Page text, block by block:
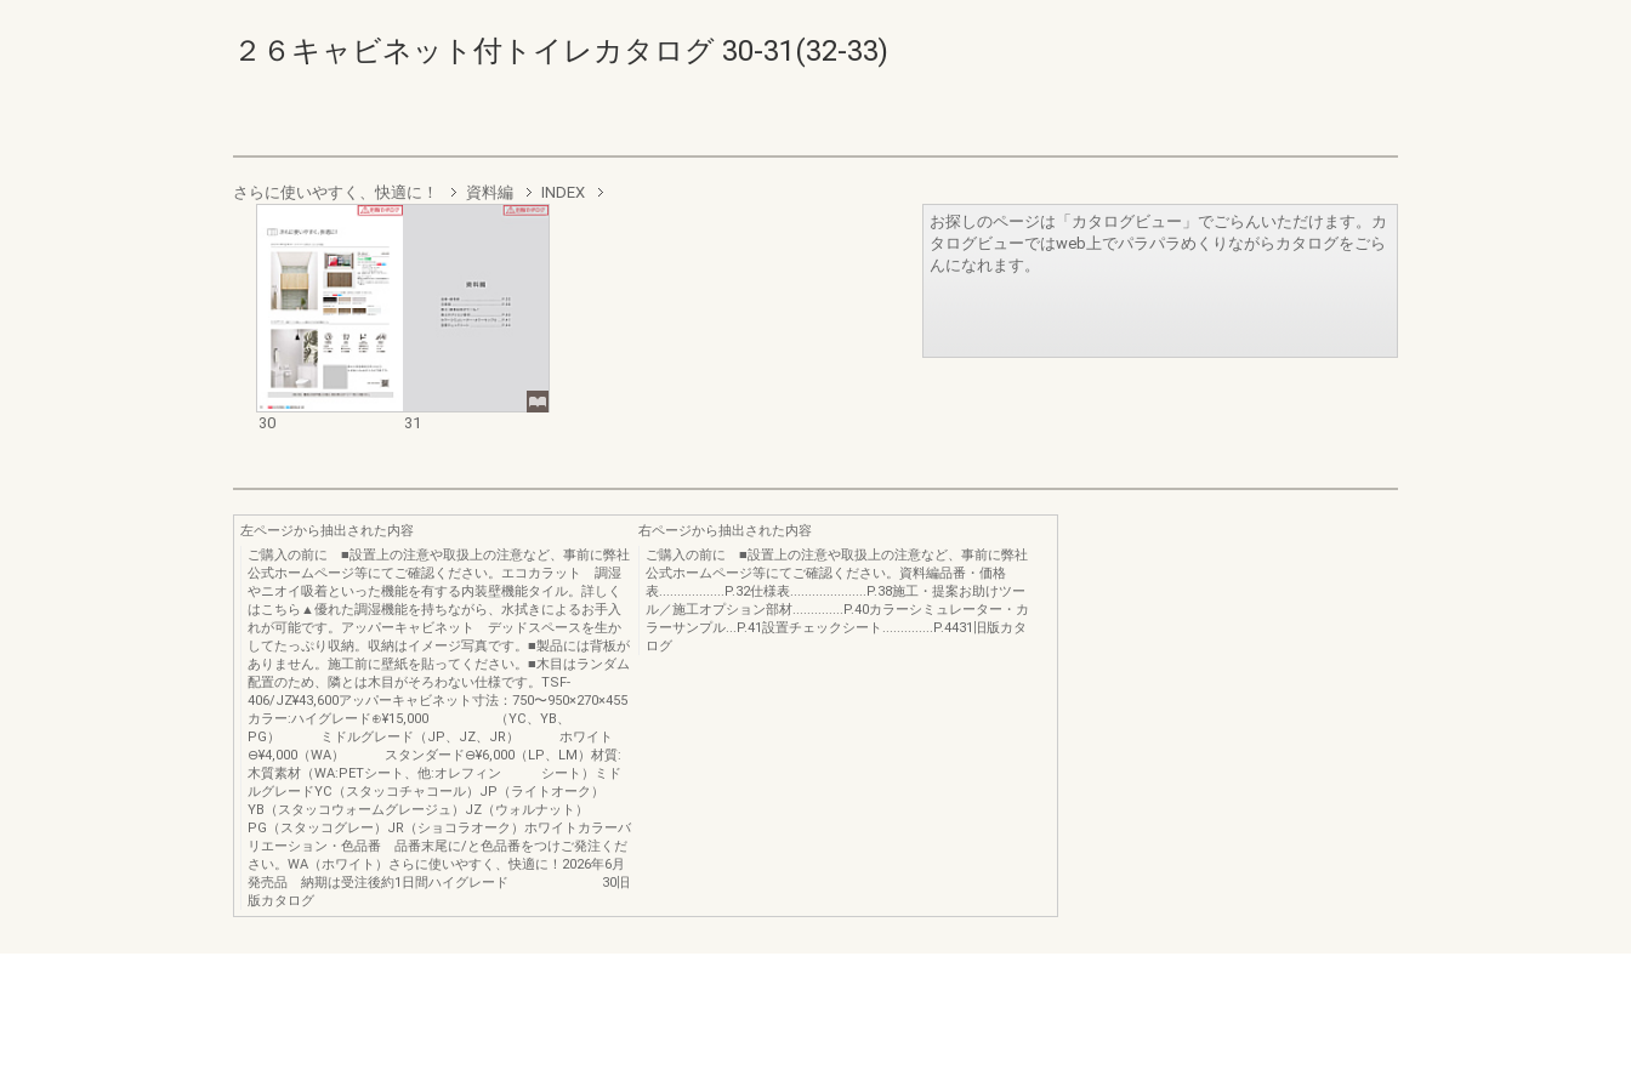
２６キャビネット付トイレカタログ 30-31(32-33)
さらに使いやすく、快適に！ 資料編 INDEX
30 31
お探しのページは「カタログビュー」でごらんいただけます。カ
タログビューではweb上でパラパラめくりながらカタログをごら
んになれます。
左ページから抽出された内容
ご購入の前に ■設置上の注意や取扱上の注意など、事前に弊社
公式ホームページ等にてご確認ください。エコカラット 調湿
やニオイ吸着といった機能を有する内装壁機能タイル。詳しく
はこちら▲優れた調湿機能を持ちながら、水拭きによるお手入
れが可能です。アッパーキャビネット デッドスペースを生か
してたっぷり収納。収納はイメージ写真です。■製品には背板が
ありません。施工前に壁紙を貼ってください。■木目はランダム
配置のため、隣とは木目がそろわない仕様です。TSF-
406/JZ¥43,600アッパーキャビネット寸法：750〜950×270×455
カラー:ハイグレード⊕¥15,000 （YC、YB、
PG） ミドルグレード（JP、JZ、JR） ホワイト
⊖¥4,000（WA） スタンダード⊖¥6,000（LP、LM）材質:
木質素材（WA:PETシート、他:オレフィン シート）ミド
ルグレードYC（スタッコチャコール）JP（ライトオーク）
YB（スタッコウォームグレージュ）JZ（ウォルナット）
PG（スタッコグレー）JR（ショコラオーク）ホワイトカラーバ
リエーション・色品番 品番末尾に/と色品番をつけご発注くだ
さい。WA（ホワイト）さらに使いやすく、快適に！2026年6月
発売品 納期は受注後約1日間ハイグレード 30旧
版カタログ
右ページから抽出された内容
ご購入の前に ■設置上の注意や取扱上の注意など、事前に弊社
公式ホームページ等にてご確認ください。資料編品番・価格
表..................P.32仕様表.....................P.38施工・提案お助けツー
ル／施工オプション部材..............P.40カラーシミュレーター・カ
ラーサンプル...P.41設置チェックシート..............P.4431旧版カタ
ログ